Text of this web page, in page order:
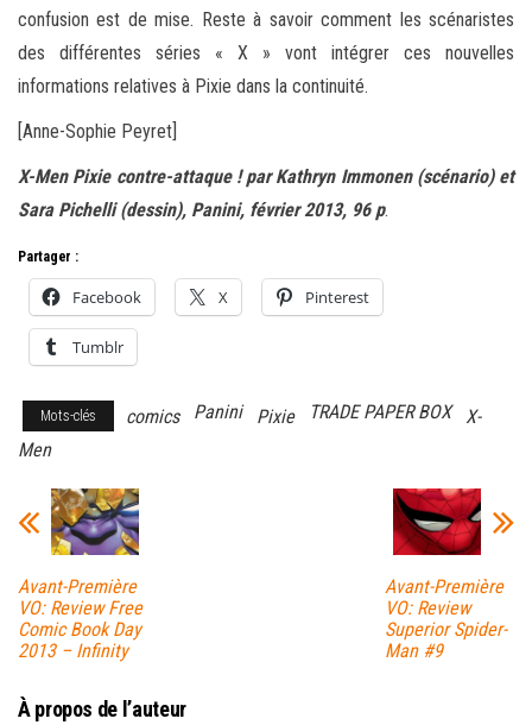
confusion est de mise. Reste à savoir comment les scénaristes
des différentes séries « X » vont intégrer ces nouvelles
informations relatives à Pixie dans la continuité.
[Anne-Sophie Peyret]
X-Men Pixie contre-attaque ! par Kathryn Immonen (scénario) et
Sara Pichelli (dessin), Panini, février 2013, 96 p.
Partager :
Facebook X Pinterest
Tumblr
Mots-clés comics Panini Pixie TRADE PAPER BOX
X-
Men
Avant-Première
VO: Review Free
Comic Book Day
2013 – Infinity
Avant-Première
VO: Review
Superior Spider-
Man #9
À propos de l’auteur